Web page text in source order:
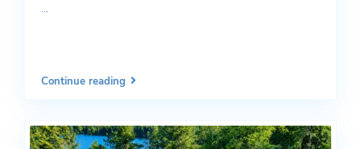
...
Continue reading